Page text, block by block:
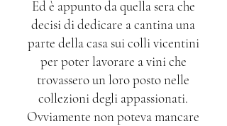
Ed è appunto da quella sera che
decisi di dedicare a cantina una
parte della casa sui colli vicentini
per poter lavorare a vini che
trovassero un loro posto nelle
collezioni degli appassionati.
Ovviamente non poteva mancare